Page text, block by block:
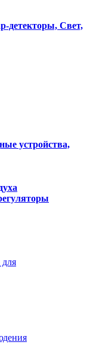
детекторы, Свет,
устройства,